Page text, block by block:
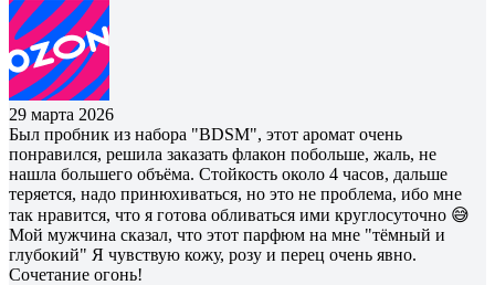
29 марта 2026
Был пробник из набора "BDSM", этот аромат очень
понравился, решила заказать флакон побольше, жаль, не
нашла большего объёма. Стойкость около 4 часов, дальше
теряется, надо принюхиваться, но это не проблема, ибо мне
так нравится, что я готова обливаться ими круглосуточно 😅
Мой мужчина сказал, что этот парфюм на мне "тёмный и
глубокий" Я чувствую кожу, розу и перец очень явно.
Сочетание огонь!